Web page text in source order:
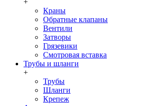
+
Краны
Обратные клапаны
Вентили
Затворы
Грязевики
Смотровая вставка
Трубы и шланги
+
Трубы
Шланги
Крепеж